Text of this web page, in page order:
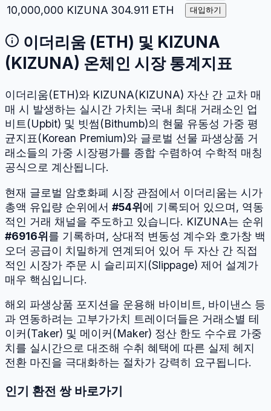
10,000,000 KIZUNA 304.911 ETH 대입하기
이더리움 ( ETH ) 및 KIZUNA
( KIZUNA) 온체인 시장 통계지표
이더리움(ETH)와 KIZUNA(KIZUNA) 자산 간 교차 매
매 시 발생하는 실시간 가치는 국내 최대 거래소인 업
비트(Upbit) 및 빗썸(Bithumb)의 현물 유동성 가중 평
균지표(Korean Premium)와 글로벌 선물 파생상품 거
래소들의 가중 시장평가를 종합 수렴하여 수학적 매칭
공식으로 계산됩니다.
현재 글로벌 암호화폐 시장 관점에서 이더리움는 시가
총액 유입량 순위에서 #54위에 기록되어 있으며, 역동
적인 거래 채널을 주도하고 있습니다. KIZUNA는 순위
#6916위를 기록하며, 상대적 변동성 계수와 호가창 백
오더 공급이 치밀하게 연계되어 있어 두 자산 간 직접
적인 시장가 주문 시 슬리피지(Slippage) 제어 설계가
매우 핵심입니다.
해외 파생상품 포지션을 운용해 바이비트, 바이낸스 등
과 연동하려는 고부가가치 트레이더들은 거래소별 테
이커(Taker) 및 메이커(Maker) 정산 한도 수수료 가중
치를 실시간으로 대조해 수취 혜택에 따른 실제 헤지
전환 마진을 극대화하는 절차가 강력히 요구됩니다.
인기 환전 쌍 바로가기